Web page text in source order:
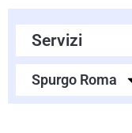
Servizi
Spurgo Roma